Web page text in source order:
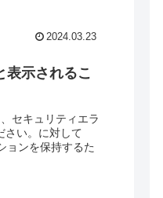
2024.03.23
表示されるこ
セキュリティエラ
さい。に対して
ョンを保持するた